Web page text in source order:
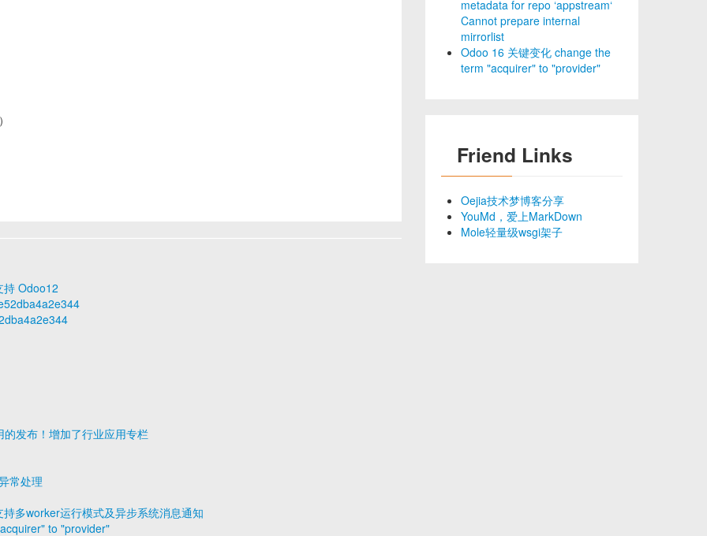
持 Odoo12
发布！增加了行业应用专栏
常处理
多worker运行模式及异步系统消息通知
to "provider"
metadata for repo ‘appstream‘
Cannot prepare internal
mirrorlist
Odoo 16 关键变化 change the
term "acquirer" to "provider"
Friend Links
Oejia技术梦博客分享
YouMd，爱上MarkDown
Mole轻量级wsgi架子